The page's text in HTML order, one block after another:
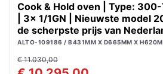
Cook & Hold oven | Type:
| 3x 1/1GN | Nieuwste model
de scherpste prijs van
ALTO-109186 / B431MM X D665MM X
€ 11.030,00